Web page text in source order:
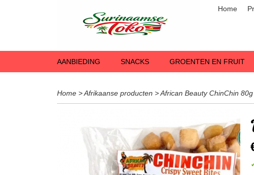
Home
AANBIEDING SNACKS GROENTEN EN FRUIT
Home >Afrikaanse producten >African Beauty ChinChin 80g